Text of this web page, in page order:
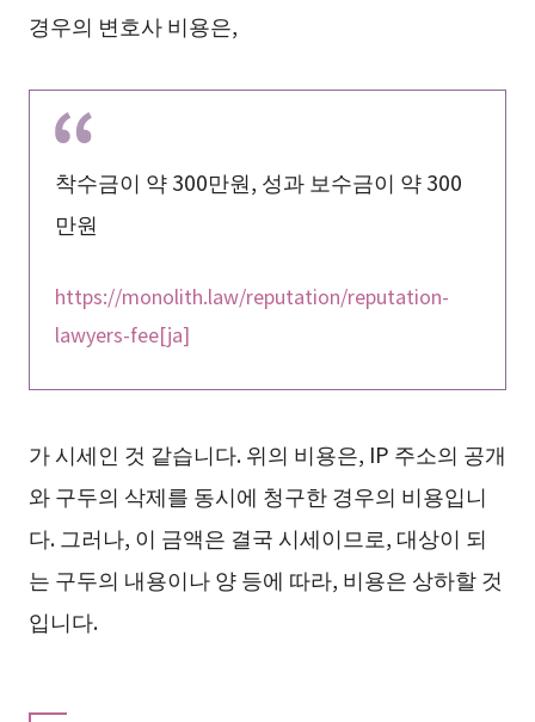
경우의 변호사 비용은,
착수금이 약 300만원, 성과 보수금이 약 300
만원
https://monolith.law/reputation/reputation-
lawyers-fee[ja]
가 시세인 것 같습니다. 위의 비용은, IP 주소의 공개
와 구두의 삭제를 동시에 청구한 경우의 비용입니
다. 그러나, 이 금액은 결국 시세이므로, 대상이 되
는 구두의 내용이나 양 등에 따라, 비용은 상하할 것
입니다.